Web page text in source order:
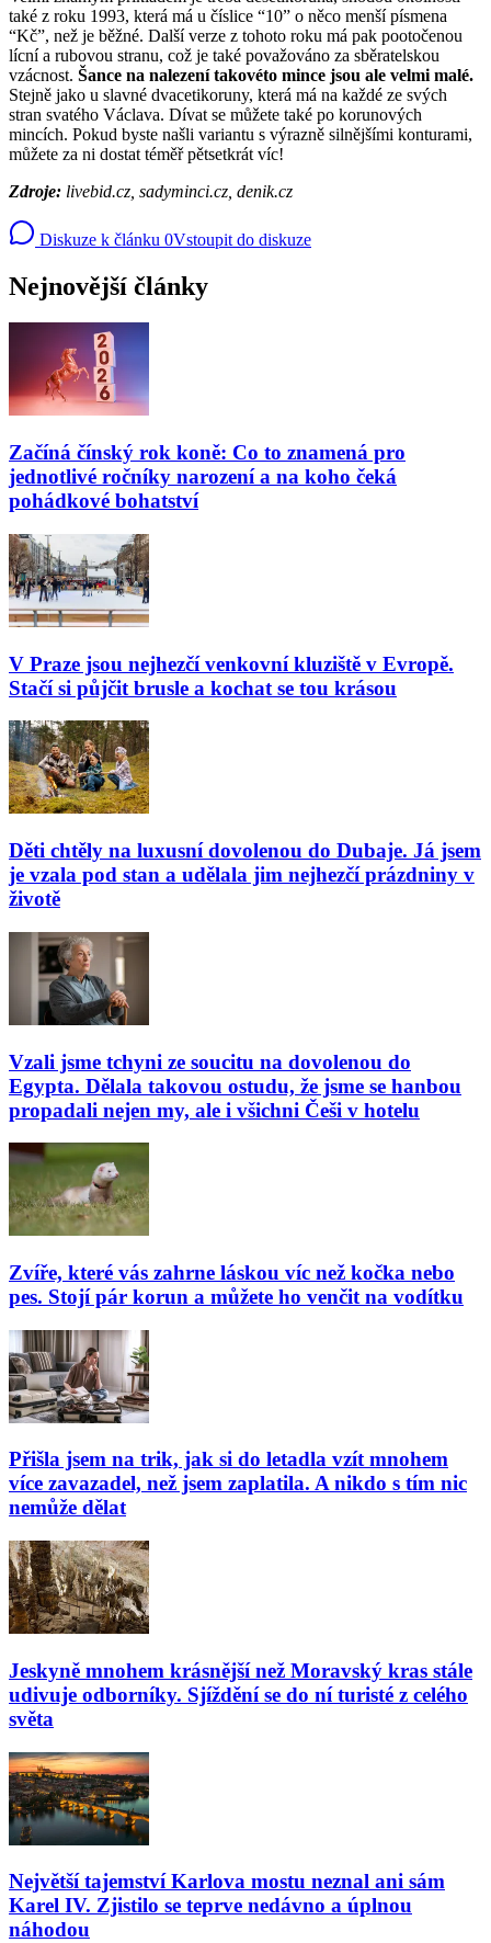
také z roku 1993, která má u číslice “10” o něco menší písmena
“Kč”, než je běžné. Další verze z tohoto roku má pak pootočenou
lícní a rubovou stranu, což je také považováno za sběratelskou
vzácnost. Šance na nalezení takovéto mince jsou ale velmi malé.
Stejně jako u slavné dvacetikoruny, která má na každé ze svých
stran svatého Václava. Dívat se můžete také po korunových
mincích. Pokud byste našli variantu s výrazně silnějšími konturami,
můžete za ni dostat téměř pětsetkrát víc!
Zdroje: livebid.cz, sadyminci.cz, denik.cz
Diskuze k článku 0Vstoupit do diskuze
Nejnovější články
Začíná čínský rok koně: Co to znamená pro
jednotlivé ročníky narození a na koho čeká
pohádkové bohatství
V Praze jsou nejhezčí venkovní kluziště v Evropě.
Stačí si půjčit brusle a kochat se tou krásou
Děti chtěly na luxusní dovolenou do Dubaje. Já jsem
je vzala pod stan a udělala jim nejhezčí prázdniny v
životě
Vzali jsme tchyni ze soucitu na dovolenou do
Egypta. Dělala takovou ostudu, že jsme se hanbou
propadali nejen my, ale i všichni Češi v hotelu
Zvíře, které vás zahrne láskou víc než kočka nebo
pes. Stojí pár korun a můžete ho venčit na vodítku
Přišla jsem na trik, jak si do letadla vzít mnohem
více zavazadel, než jsem zaplatila. A nikdo s tím nic
nemůže dělat
Jeskyně mnohem krásnější než Moravský kras stále
udivuje odborníky. Sjíždění se do ní turisté z celého
světa
Největší tajemství Karlova mostu neznal ani sám
Karel IV. Zjistilo se teprve nedávno a úplnou
náhodou